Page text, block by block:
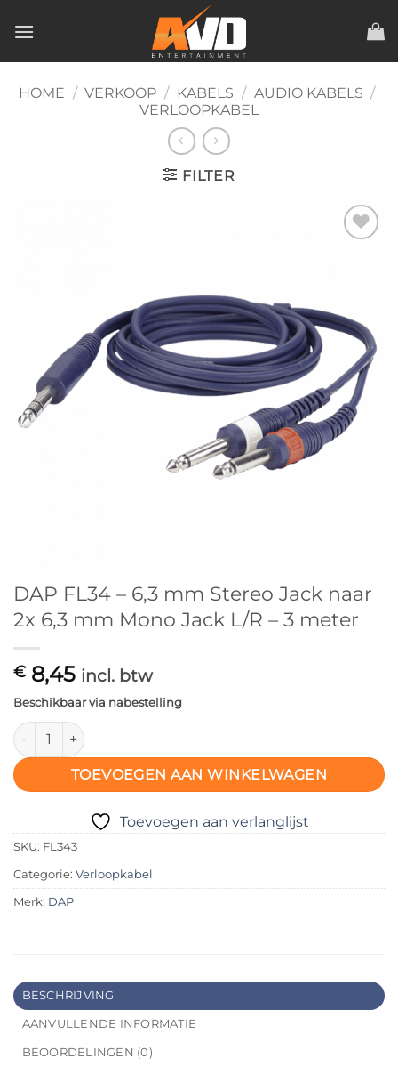
naar
HOME / VERKOOP / KABELS / AUDIO KABELS /
VERLOOPKABEL
FILTER
DAP FL34 – 6,3 mm Stereo Jack naar
2x 6,3 mm Mono Jack L/R – 3 meter
€8,45 incl. btw
Beschikbaar via nabestelling
DAP FL34 – 6,3 mm Stereo Jack naar 2x 6,3 mm Mono Jack
TOEVOEGEN AAN WINKELWAGEN
Toevoegen aan verlanglijst
SKU: FL343
Categorie: Verloopkabel
Merk: DAP
BESCHRIJVING
AANVULLENDE INFORMATIE
BEOORDELINGEN (0)